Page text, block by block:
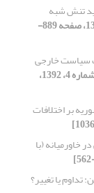
تنش شبه
[دوره 27، شماره 4، 1392، صفحه 889-
سیاست خارجی
[دوره 27، شماره 4، 1392،
بر اختلافات
‏خاورمیانه (با
تداوم یا تغییر؟